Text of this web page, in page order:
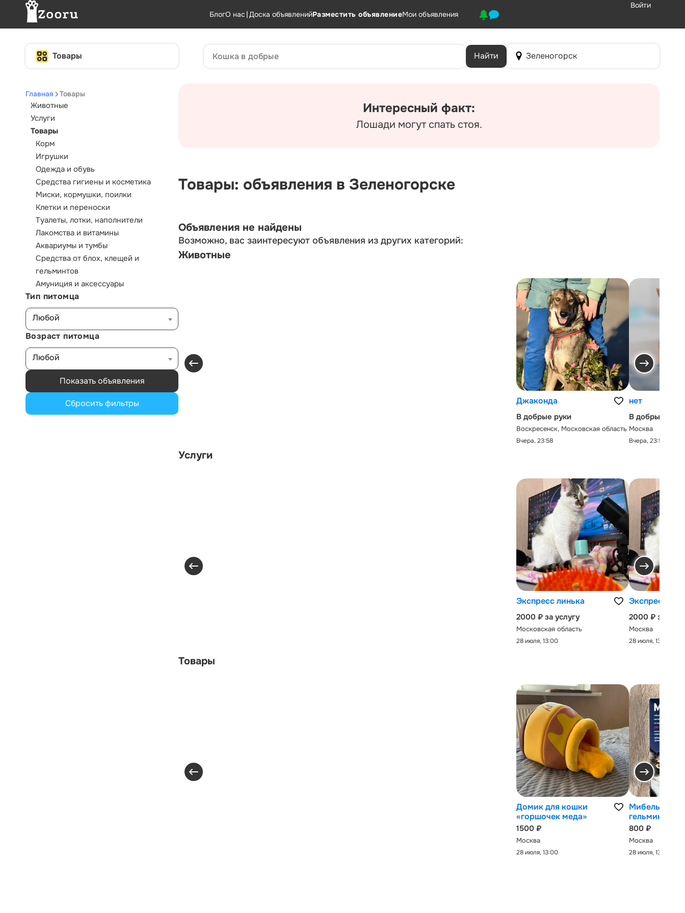
БлогО нас |Доска объявленийРазместить объявлениеМои объявления
Войти
Товары Найти Зеленогорск
Главная Товары
Животные
Услуги
Товары
Корм
Игрушки
Одежда и обувь
Средства гигиены и косметика
Миски, кормушки, поилки
Клетки и переноски
Туалеты, лотки, наполнители
Лакомства и витамины
Аквариумы и тумбы
Средства от блох, клещей и
гельминтов
Амуниция и аксессуары
Тип питомца
Любой
Возраст питомца
Любой
Показать объявления
Сбросить фильтры
Интересный факт:
Лошади могут спать стоя.
Товары: объявления в Зеленогорске
Объявления не найдены
Возможно, вас заинтересуют объявления из других категорий:
Животные
Джаконда
В добрые руки
Воскресенск, Московская область
Вчера, 23:58
нет
В добрые руки
Москва
Вчера, 23:58
Услуги
Экспресс линька
2000 ₽ за услугу
Московская область
28 июля, 13:00
Экспресс-
2000 ₽ за
Москва
28 июля, 13:00
Товары
Домик для кошки
«горшочек меда»
1500 ₽
Москва
28 июля, 13:00
Мибельмакс
гельминтов
800 ₽
Москва
28 июля, 13:00